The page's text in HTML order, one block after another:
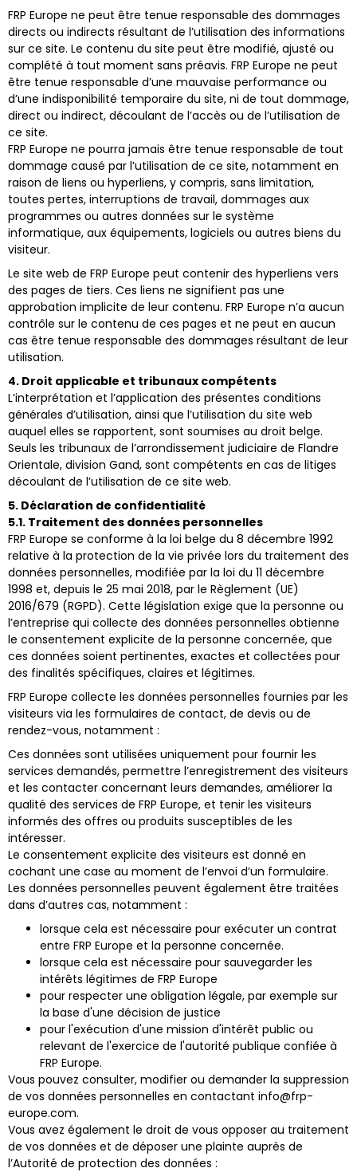
FRP Europe ne peut être tenue responsable des dommages
directs ou indirects résultant de l’utilisation des informations
sur ce site. Le contenu du site peut être modifié, ajusté ou
complété à tout moment sans préavis. FRP Europe ne peut
être tenue responsable d’une mauvaise performance ou
d’une indisponibilité temporaire du site, ni de tout dommage,
direct ou indirect, découlant de l’accès ou de l’utilisation de
ce site.
FRP Europe ne pourra jamais être tenue responsable de tout
dommage causé par l’utilisation de ce site, notamment en
raison de liens ou hyperliens, y compris, sans limitation,
toutes pertes, interruptions de travail, dommages aux
programmes ou autres données sur le système
informatique, aux équipements, logiciels ou autres biens du
visiteur.
Le site web de FRP Europe peut contenir des hyperliens vers
des pages de tiers. Ces liens ne signifient pas une
approbation implicite de leur contenu. FRP Europe n’a aucun
contrôle sur le contenu de ces pages et ne peut en aucun
cas être tenue responsable des dommages résultant de leur
utilisation.
4. Droit applicable et tribunaux compétents
L’interprétation et l’application des présentes conditions
générales d’utilisation, ainsi que l’utilisation du site web
auquel elles se rapportent, sont soumises au droit belge.
Seuls les tribunaux de l’arrondissement judiciaire de Flandre
Orientale, division Gand, sont compétents en cas de litiges
découlant de l’utilisation de ce site web.
5. Déclaration de confidentialité
5.1. Traitement des données personnelles
FRP Europe se conforme à la loi belge du 8 décembre 1992
relative à la protection de la vie privée lors du traitement des
données personnelles, modifiée par la loi du 11 décembre
1998 et, depuis le 25 mai 2018, par le Règlement (UE)
2016/679 (RGPD). Cette législation exige que la personne ou
l’entreprise qui collecte des données personnelles obtienne
le consentement explicite de la personne concernée, que
ces données soient pertinentes, exactes et collectées pour
des finalités spécifiques, claires et légitimes.
FRP Europe collecte les données personnelles fournies par les
visiteurs via les formulaires de contact, de devis ou de
rendez-vous, notamment :
Ces données sont utilisées uniquement pour fournir les
services demandés, permettre l’enregistrement des visiteurs
et les contacter concernant leurs demandes, améliorer la
qualité des services de FRP Europe, et tenir les visiteurs
informés des offres ou produits susceptibles de les
intéresser.
Le consentement explicite des visiteurs est donné en
cochant une case au moment de l’envoi d’un formulaire.
Les données personnelles peuvent également être traitées
dans d’autres cas, notamment :
lorsque cela est nécessaire pour exécuter un contrat
entre FRP Europe et la personne concernée.
lorsque cela est nécessaire pour sauvegarder les
intérêts légitimes de FRP Europe
pour respecter une obligation légale, par exemple sur
la base d'une décision de justice
pour l'exécution d'une mission d'intérêt public ou
relevant de l'exercice de l'autorité publique confiée à
FRP Europe.
Vous pouvez consulter, modifier ou demander la suppression
de vos données personnelles en contactant info@frp-
europe.com.
Vous avez également le droit de vous opposer au traitement
de vos données et de déposer une plainte auprès de
l’Autorité de protection des données :